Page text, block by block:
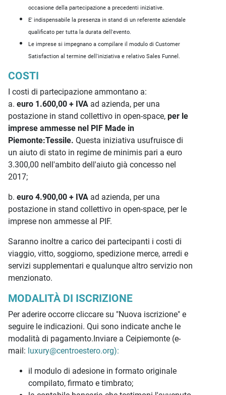
occasione della partecipazione a precedenti iniziative.
E' indispensabile la presenza in stand di un referente aziendale
qualificato per tutta la durata dell'evento.
Le imprese si impegnano a compilare il modulo di Customer
Satisfaction al termine dell'iniziativa e relativo Sales Funnel.
COSTI
I costi di partecipazione ammontano a:
a. euro 1.600,00 + IVA ad azienda, per una
postazione in stand collettivo in open-space, per le
imprese ammesse nel PIF Made in
Piemonte:Tessile. Questa iniziativa usufruisce di
un aiuto di stato in regime de minimis pari a euro
3.300,00 nell'ambito dell'aiuto già concesso nel
2017;
b. euro 4.900,00 + IVA ad azienda, per una
postazione in stand collettivo in open-space, per le
imprese non ammesse al PIF.
Saranno inoltre a carico dei partecipanti i costi di
viaggio, vitto, soggiorno, spedizione merce, arredi e
servizi supplementari e qualunque altro servizio non
menzionato.
MODALITÀ DI ISCRIZIONE
Per aderire occorre cliccare su "Nuova iscrizione" e
seguire le indicazioni. Qui sono indicate anche le
modalità di pagamento.Inviare a Ceipiemonte (e-
mail: luxury@centroestero.org):
il modulo di adesione in formato originale
compilato, firmato e timbrato;